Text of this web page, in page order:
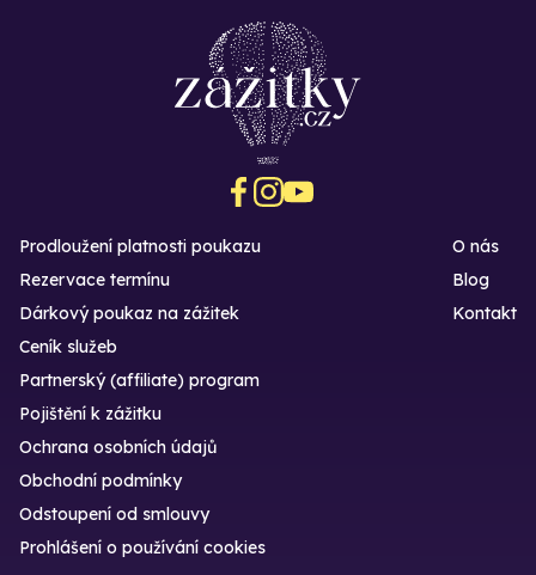
Prodloužení platnosti poukazu
Rezervace termínu
Dárkový poukaz na zážitek
O nás
Blog
Kontakt
Ceník služeb
Partnerský (affiliate) program
Pojištění k zážitku
Ochrana osobních údajů
Obchodní podmínky
Odstoupení od smlouvy
Prohlášení o používání cookies